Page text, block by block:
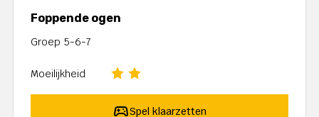
Foppende ogen
Groep 5-6-7
Moeilijkheid
Spel klaarzetten